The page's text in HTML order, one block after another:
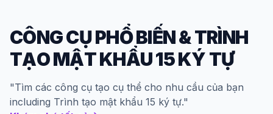
CÔNG CỤ PHỔ BIẾN&TRÌNH
TẠO MẬT KHẨU 15 KÝ TỰ
"Tìm các công cụ tạo cụ thể cho nhu cầu của bạn
including Trình tạo mật khẩu 15 ký tự."